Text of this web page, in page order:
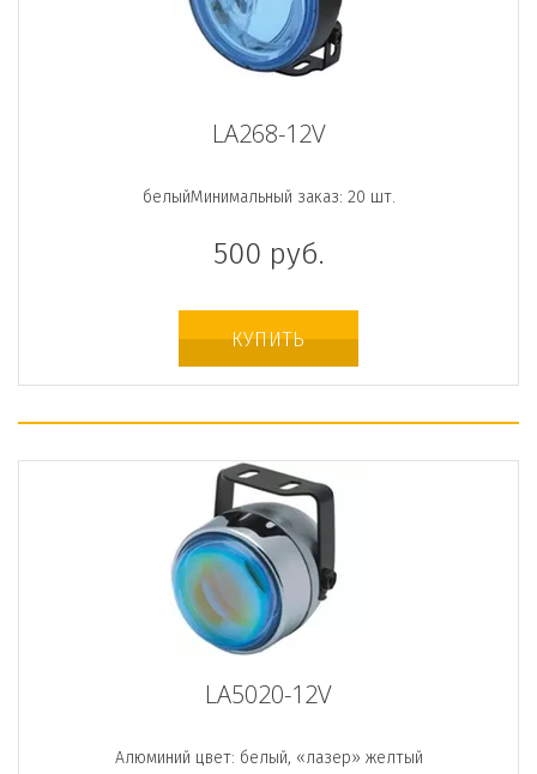
LA268-12V
белыйМинимальный заказ: 20 шт.
500 руб.
КУПИТЬ
LA5020-12V
Алюминий цвет: белый, «лазер» желтый